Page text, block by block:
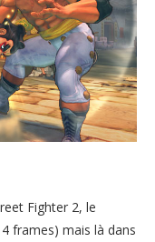
Fighter 2, le
frames) mais là dans